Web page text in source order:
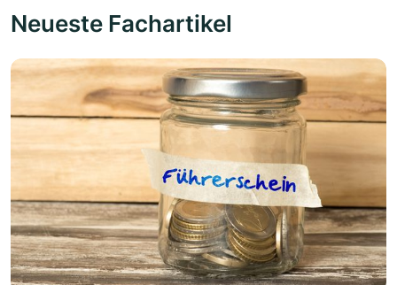
Neueste Fachartikel